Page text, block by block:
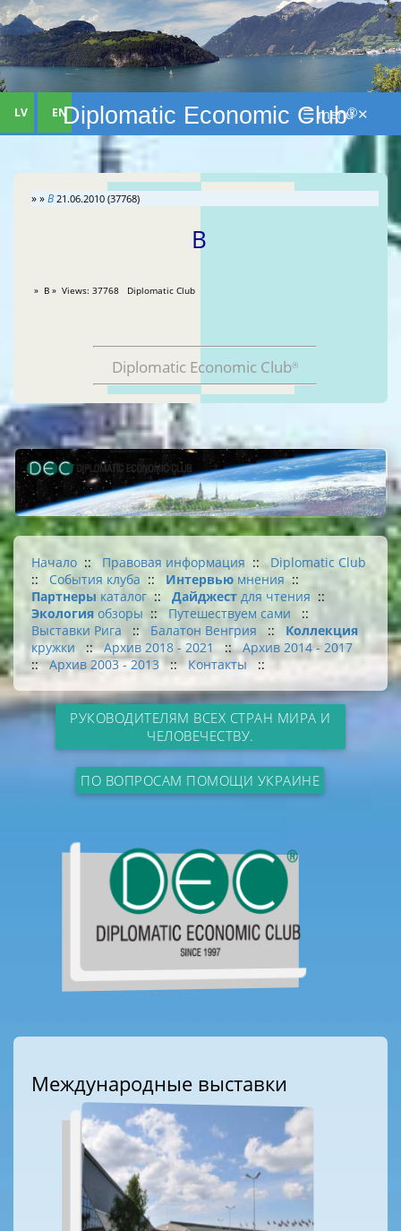
Diplomatic Economic Club®
LV EN ☰ menu ✕
» »B 21.06.2010 (37768)
B
» B » Views: 37768 Diplomatic Club
Diplomatic Economic Club®
Начало ::Правовая информация :: Diplomatic Club
:: События клуба ::Интервью мнения ::
Партнеры каталог:: Дайджест для чтения ::
Экология обзоры :: Путешествуем сами
::
Выставки Рига
:: Балатон Венгрия :: Коллекция
кружки
::Архив 2018 - 2021 ::Архив 2014 - 2017
::Архив 2003 - 2013::Контакты::
РУКОВОДИТЕЛЯМ ВСЕХ СТРАН МИРА И
ЧЕЛОВЕЧЕСТВУ.
ПО ВОПРОСАМ ПОМОЩИ УКРАИНЕ
Международные выставки